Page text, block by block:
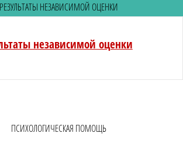
РЕЗУЛЬТАТЫ НЕЗАВИСИМОЙ ОЦЕНКИ
независимой оценки
ПСИХОЛОГИЧЕСКАЯ ПОМОЩЬ